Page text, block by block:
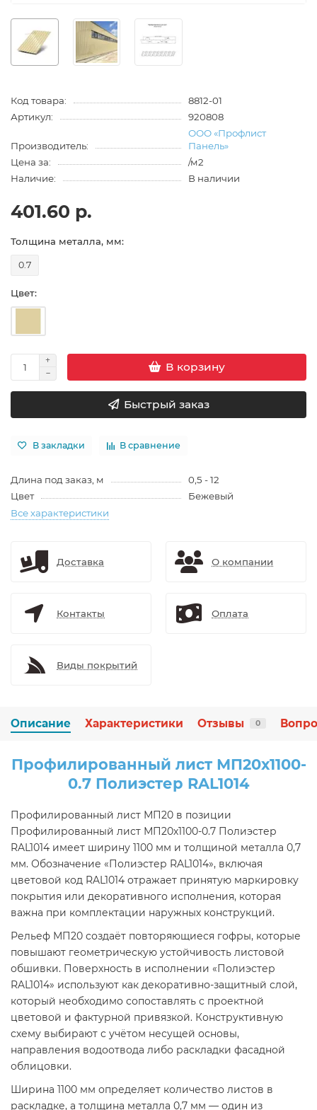
Код товара:
8812-01
Артикул:
920808
Производитель:
ООО «Профлист
Панель»
Цена за:
/м2
Наличие:
В наличии
401.60 р.
Толщина металла, мм:
0.7
Цвет:
В корзину
Быстрый заказ
В закладки В сравнение
Длина под заказ, м
0,5 - 12
Цвет
Бежевый
Все характеристики
Доставка О компании
Контакты Оплата
Виды покрытий
Описание Характеристики Отзывы 0
Профилированный лист МП20х1100-
0.7 Полиэстер RAL1014
Профилированный лист МП20 в позиции
Профилированный лист МП20х1100-0.7 Полиэстер
RAL1014 имеет ширину 1100 мм и толщиной металла 0,7
мм. Обозначение «Полиэстер RAL1014», включая
цветовой код RAL1014 отражает принятую маркировку
покрытия или декоративного исполнения, которая
важна при комплектации наружных конструкций.
Рельеф МП20 создаёт повторяющиеся гофры, которые
повышают геометрическую устойчивость листовой
обшивки. Поверхность в исполнении «Полиэстер
RAL1014» используют как декоративно-защитный слой,
который необходимо сопоставлять с проектной
цветовой и фактурной привязкой. Конструктивную
схему выбирают с учётом несущей основы,
направления водоотвода либо раскладки фасадной
облицовки.
Ширина 1100 мм определяет количество листов в
раскладке, а толщина металла 0,7 мм — один из